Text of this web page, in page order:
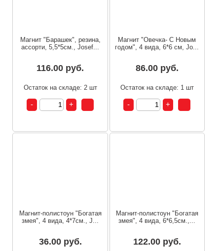
Магнит "Барашек", резина,
ассорти, 5,5*5см., Josef...
116.00 руб.
Остаток на складе: 2 шт
Магнит "Овечка- С Новым
годом", 4 вида, 6*6 см, Jo...
86.00 руб.
Остаток на складе: 1 шт
Магнит-полистоун "Богатая
змея", 4 вида, 4*7см., J...
36.00 руб.
Магнит-полистоун "Богатая
змея", 4 вида, 6*6,5см.,...
122.00 руб.